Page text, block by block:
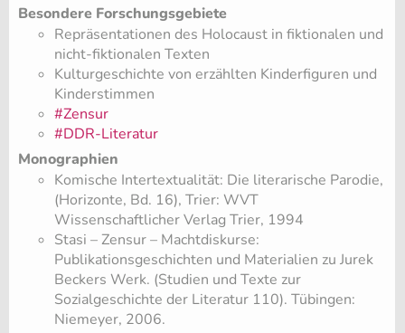
Besondere Forschungsgebiete
Repräsentationen des Holocaust in fiktionalen und
nicht-fiktionalen Texten
Kulturgeschichte von erzählten Kinderfiguren und
Kinderstimmen
#Zensur
#DDR-Literatur
Monographien
Komische Intertextualität: Die literarische Parodie,
(Horizonte, Bd. 16), Trier: WVT
Wissenschaftlicher Verlag Trier, 1994
Stasi – Zensur – Machtdiskurse:
Publikationsgeschichten und Materialien zu Jurek
Beckers Werk. (Studien und Texte zur
Sozialgeschichte der Literatur 110). Tübingen:
Niemeyer, 2006.